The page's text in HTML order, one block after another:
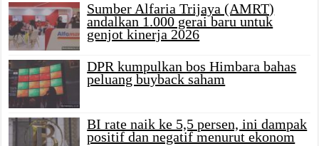
Sumber Alfaria Trijaya (AMRT)
andalkan 1.000 gerai baru untuk
genjot kinerja 2026
DPR kumpulkan bos Himbara bahas
peluang buyback saham
BI rate naik ke 5,5 persen, ini dampak
positif dan negatif menurut ekonom